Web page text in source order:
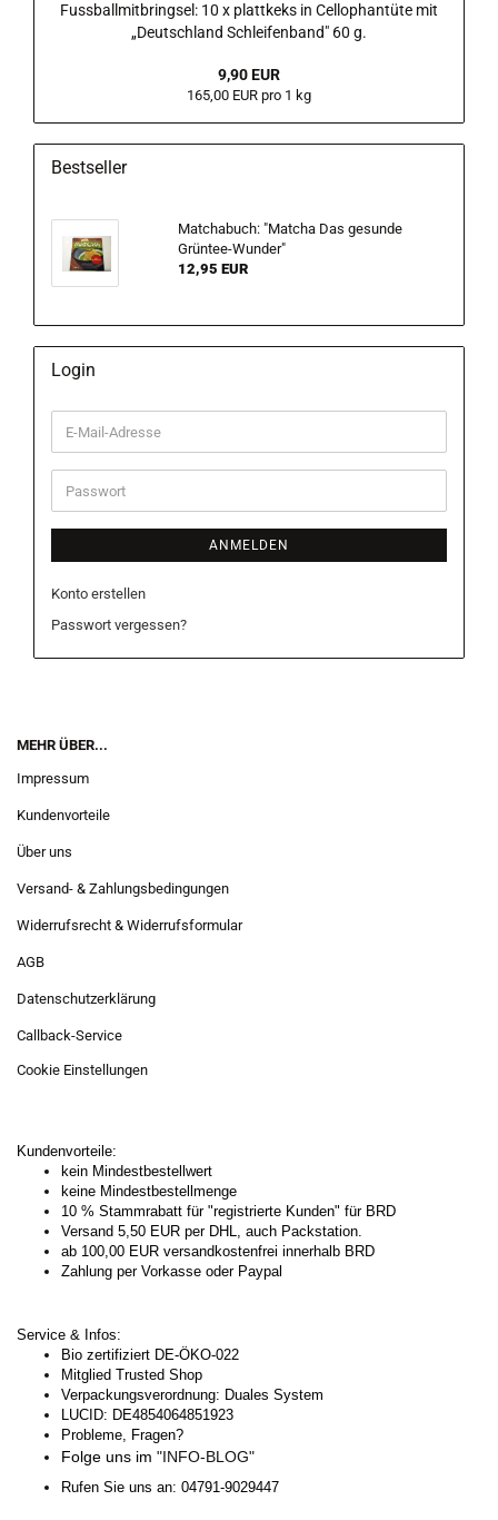
Fussballmitbringsel: 10 x plattkeks in Cellophantüte mit
„Deutschland Schleifenband" 60 g.
9,90 EUR
165,00 EUR pro 1 kg
Bestseller
Matchabuch: "Matcha Das gesunde
Grüntee-Wunder"
12,95 EUR
Login
E-
Mail-
Adresse
Passwort
ANMELDEN
Konto erstellen
Passwort vergessen?
MEHR ÜBER...
Impressum
Kundenvorteile
Über uns
Versand- & Zahlungsbedingungen
Widerrufsrecht & Widerrufsformular
AGB
Datenschutzerklärung
Callback-Service
Cookie Einstellungen
Kundenvorteile:
kein Mindestbestellwert
keine Mindestbestellmenge
10 % Stammrabatt für "registrierte Kunden" für BRD
Versand 5,50 EUR per DHL, auch Packstation.
ab 100,00 EUR versandkostenfrei innerhalb BRD
Zahlung per Vorkasse oder Paypal
Service & Infos:
Bio zertifiziert DE-ÖKO-022
Mitglied Trusted Shop
Verpackungsverordnung: Duales System
LUCID: DE4854064851923
Probleme, Fragen?
Folge uns im "INFO-BLOG"
Rufen Sie uns an: 04791-9029447